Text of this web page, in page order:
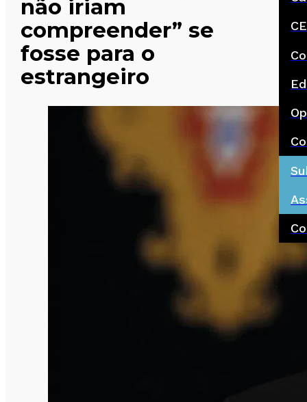
não iriam
compreender” se
fosse para o
estrangeiro